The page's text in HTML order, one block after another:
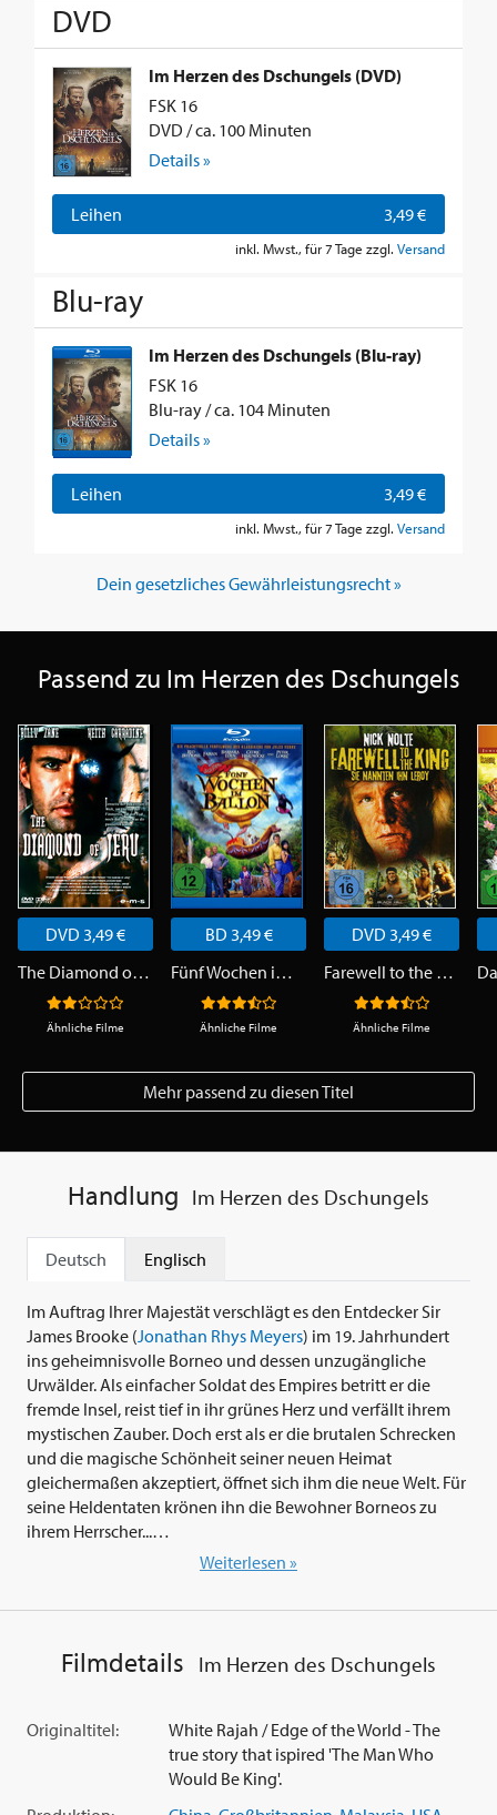
DVD
Im Herzen des Dschungels (DVD)
FSK 16
DVD / ca. 100 Minuten
Details »
Leihen 3,49 €
inkl. Mwst., für 7 Tage zzgl. Versand
Blu-ray
Im Herzen des Dschungels (Blu-ray)
FSK 16
Blu-ray / ca. 104 Minuten
Details »
Leihen 3,49 €
inkl. Mwst., für 7 Tage zzgl. Versand
Dein gesetzliches Gewährleistungsrecht »
Passend zu Im Herzen des Dschungels
DVD 3,49 €
The Diamond of Jeru
Ähnliche Filme
BD 3,49 €
Fünf Wochen im Ballon
Ähnliche Filme
DVD 3,49 €
Farewell to the King
Ähnliche Filme
Mehr passend zu diesen Titel
Handlung Im Herzen des Dschungels
Deutsch Englisch
Im Auftrag Ihrer Majestät verschlägt es den Entdecker Sir
James Brooke (Jonathan Rhys Meyers) im 19. Jahrhundert
ins geheimnisvolle Borneo und dessen unzugängliche
Urwälder. Als einfacher Soldat des Empires betritt er die
fremde Insel, reist tief in ihr grünes Herz und verfällt ihrem
mystischen Zauber. Doch erst als er die brutalen Schrecken
und die magische Schönheit seiner neuen Heimat
gleichermaßen akzeptiert, öffnet sich ihm die neue Welt. Für
seine Heldentaten krönen ihn die Bewohner Borneos zu
ihrem Herrscher...
unglaubliche wahre Geschichte eines Mannes, der auszog,
um König zu werden. Das schillernde Leben von James
Joseph Conrad als Inspiration für ihre Werke.Jonathan Rhys
(aus Filmen wie 'Match Point' und der Serie 'Die
Tudors') begeistert in der Rolle des Entdeckers, 'Der Herr der
Weiterlesen »
Filmdetails Im Herzen des Dschungels
Originaltitel:
White Rajah / Edge of the World - The
true story that ispired 'The Man Who
Would Be King'.